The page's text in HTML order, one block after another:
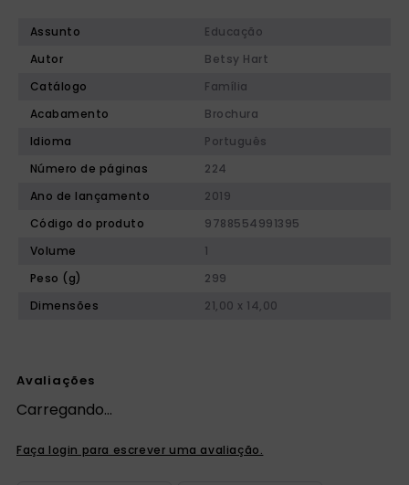
Assunto
Educação
Autor
Betsy Hart
Catálogo
Família
Acabamento
Brochura
Idioma
Português
Número de páginas
224
Ano de lançamento
2019
Código do produto
9788554991395
Volume
1
Peso (g)
299
Dimensões
21,00 x 14,00
Avaliações
Carregando…
Faça login para escrever uma avaliação.